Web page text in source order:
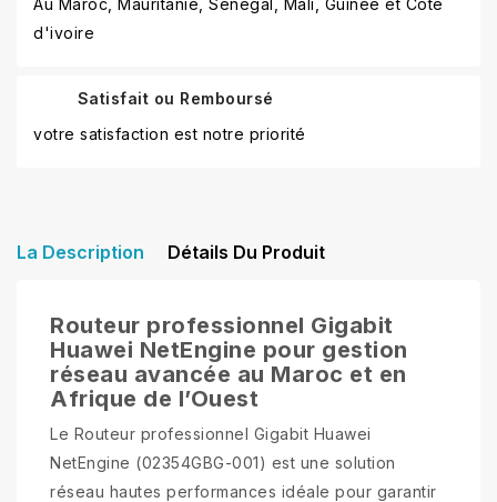
d'ivoire
Satisfait ou Remboursé
votre satisfaction est notre priorité
La Description Détails Du Produit
Routeur professionnel Gigabit
Huawei NetEngine pour gestion
réseau avancée au Maroc et en
Afrique de l’Ouest
Le Routeur professionnel Gigabit Huawei
NetEngine (02354GBG-001) est une solution
réseau hautes performances idéale pour garantir